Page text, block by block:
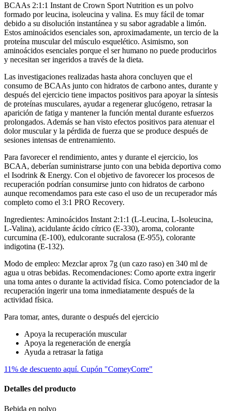
BCAAs 2:1:1 Instant de Crown Sport Nutrition es un polvo
formado por leucina, isoleucina y valina. Es muy fácil de tomar
debido a su disolución instantánea y su sabor agradable a limón.
Estos aminoácidos esenciales son, aproximadamente, un tercio de la
proteína muscular del músculo esquelético. Asimismo, son
aminoácidos esenciales porque el ser humano no puede producirlos
y necesitan ser ingeridos a través de la dieta.
Las investigaciones realizadas hasta ahora concluyen que el
consumo de BCAAs junto con hidratos de carbono antes, durante y
después del ejercicio tiene impactos positivos para apoyar la síntesis
de proteínas musculares, ayudar a regenerar glucógeno, retrasar la
aparición de fatiga y mantener la función mental durante esfuerzos
prolongados. Además se han visto efectos positivos para atenuar el
dolor muscular y la pérdida de fuerza que se produce después de
sesiones intensas de entrenamiento.
Para favorecer el rendimiento, antes y durante el ejercicio, los
BCAA, deberían suministrarse junto con una bebida deportiva como
el Isodrink & Energy. Con el objetivo de favorecer los procesos de
recuperación podrían consumirse junto con hidratos de carbono
aunque recomendamos para este caso el uso de un recuperador más
completo como el 3:1 PRO Recovery.
Ingredientes: Aminoácidos Instant 2:1:1 (L-Leucina, L-Isoleucina,
L-Valina), acidulante ácido cítrico (E-330), aroma, colorante
curcumina (E-100), edulcorante sucralosa (E-955), colorante
indigotina (E-132).
Modo de empleo: Mezclar aprox 7g (un cazo raso) en 340 ml de
agua u otras bebidas. Recomendaciones: Como aporte extra ingerir
una toma antes o durante la actividad física. Como potenciador de la
recuperación ingerir una toma inmediatamente después de la
actividad física.
Para tomar, antes, durante o después del ejercicio
Apoya la recuperación muscular
Apoya la regeneración de energía
Ayuda a retrasar la fatiga
11% de descuento aquí. Cupón "ComeyCorre"
Detalles del producto
Bebida en polvo